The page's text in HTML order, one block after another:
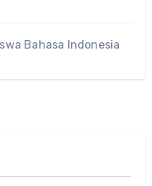
Bahasa Indonesia